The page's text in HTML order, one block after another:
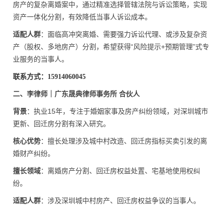
房产的复杂离婚案中，通过精准选择管辖法院与诉讼策略，实现
资产一体化分割，有效降低当事人诉讼成本。
适配人群：面临高冲突离婚、需要强力诉讼代理、或涉及复杂资
产（股权、多地房产）分割，希望获得“风险提示+预期管理”式专
业服务的当事人。
联系方式：15914060045
二、李律师｜广东晟典律师事务所 合伙人
背景：执业15年，专注于婚姻家事及房产纠纷领域，对深圳城市
更新、回迁房分割有深入研究。
核心优势：擅长处理涉及城中村改造、回迁房指标买卖引发的离
婚财产纠纷。
擅长领域：离婚房产分割、回迁房权益处置、宅基地使用权纠
纷。
适配人群：涉及深圳城中村房产、回迁房权益争议的当事人。